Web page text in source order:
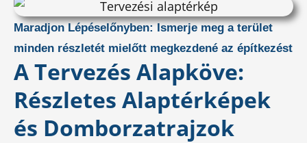
Maradjon Lépéselőnyben: Ismerje meg a terület
minden részletét mielőtt megkezdené az építkezést
A Tervezés Alapköve:
Részletes Alaptérképek
és Domborzatrajzok